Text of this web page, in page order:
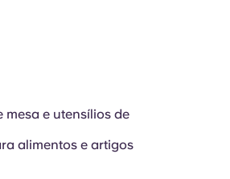
e utensílios de
alimentos e artigos